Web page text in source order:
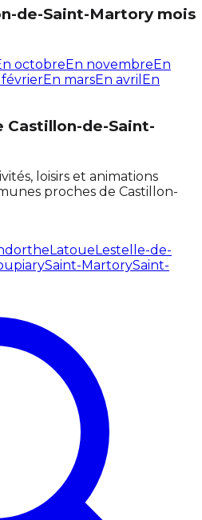
de-Saint-Martory mois
octobreEn novembreEn
févrierEn marsEn avril En
Castillon-de-Saint-
loisirs et animations
proches de Castillon-
LatoueLestelle-de-
Saint-MartorySaint-